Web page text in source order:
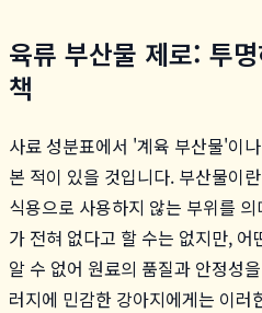
육류 부산물 제로: 투
책
사료 성분표에서 '계육 부산물'이
본 적이 있을 것입니다. 부산물이
식용으로 사용하지 않는 부위를
가 전혀 없다고 할 수는 없지만,
알 수 없어 원료의 품질과 안정성
러지에 민감한 강아지에게는 이러